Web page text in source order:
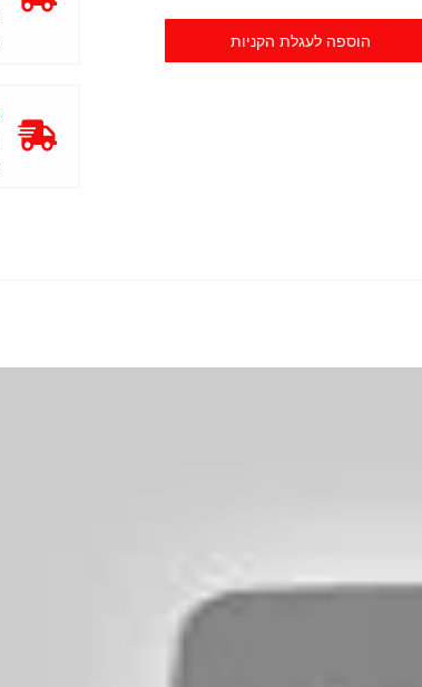
הוספה לעגלת הקניות